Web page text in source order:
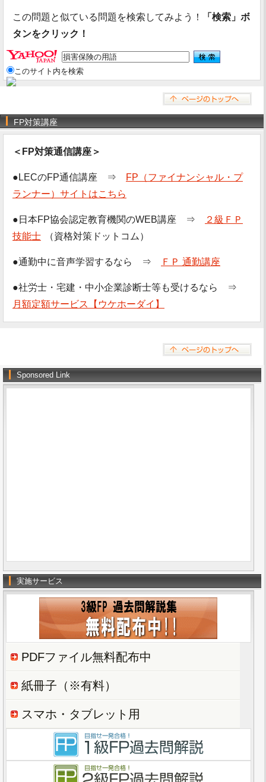
この問題と似ている問題を検索してみよう！
「検索」ボ
タンをクリック！
このサイト内を検索
FP対策講座
＜FP対策通信講座＞
●LECのFP通信講座 ⇒
FP（ファイナンシャル・プ
ランナー）サイトはこちら
●日本FP協会認定教育機関のWEB講座 ⇒
２級ＦＰ
技能士
（資格対策ドットコム）
●通勤中に音声学習するなら ⇒ ＦＰ 通勤講座
●社労士・宅建・中小企業診断士等も受けるなら ⇒
月額定額サービス【ウケホーダイ】
Sponsored Link
実施サービス
PDFファイル無料配布中
紙冊子（※有料）
スマホ・タブレット用